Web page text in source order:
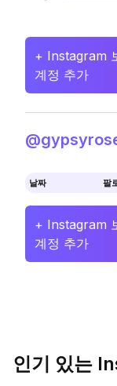
+ Instagram
계정 추가
날짜 팔
+ Instagram
계정 추가
인기 있는